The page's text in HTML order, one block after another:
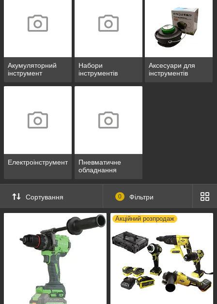
Акумуляторний
інструмент
Набори
інструментів
Аксесуари для
інструментів
Електроінструмент
Пневматичне
обладнання
Сортування 0 Фільтри
Акційний розпродаж